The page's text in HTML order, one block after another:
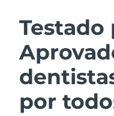
Testado
por
Limpeza facial
Anti-
Áustria
Barein
Bélgica
Bermudas